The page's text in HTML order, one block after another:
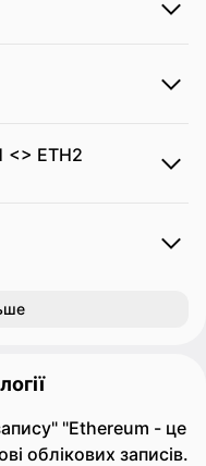
<> ETH2
"Ethereum - це
облікових записів.